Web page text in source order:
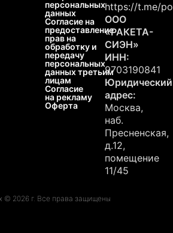
персональных
данных
Согласие на
предоставление
прав на
обработку и
передачу
персональных
данных третьим
лицам
Согласие
на рекламу
Оферта
https://t.me/
ООО
«РАКЕТА-
СИЭН»
ИНН:
9703190841
Юридический
адрес:
Москва,
наб.
Пресненская,
д.12,
помещение
11/45
© 2026 г. Все права защищены